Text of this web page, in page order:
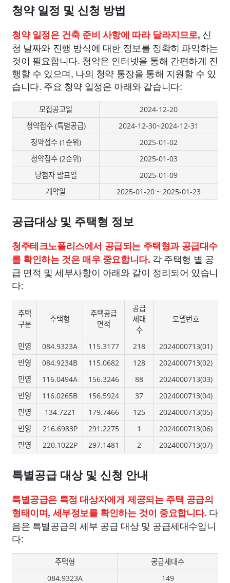
청약 일정 및 신청 방법
청약 일정은 건축 준비 사항에 따라 달라지므로, 신
청 날짜와 진행 방식에 대한 정보를 정확히 파악하는
것이 필요합니다. 청약은 인터넷을 통해 간편하게 진
행할 수 있으며, 나의 청약 통장을 통해 지원할 수 있
습니다. 주요 청약 일정은 아래와 같습니다:
모집공고일
2024-12-20
청약접수 (특별공급)
2024-12-30~2024-12-31
청약접수 (1순위)
2025-01-02
청약접수 (2순위)
2025-01-03
당첨자 발표일
2025-01-09
계약일
2025-01-20 ~ 2025-01-23
공급대상 및 주택형 정보
청주테크노폴리스에서 공급되는 주택형과 공급대수
를 확인하는 것은 매우 중요합니다. 각 주택형 별 공
급 면적 및 세부사항이 아래와 같이 정리되어 있습니
다:
주택
구분
주택형
주택공급
면적
공급
세대
수
모델번호
민영 084.9323A 115.3177 218
2024000713(01)
민영
084.9234B 115.0682 128
2024000713(02)
민영
116.0494A 156.3246 88
2024000713(03)
민영
116.0265B 156.5924 37
2024000713(04)
민영
134.7221 179.7466 125
2024000713(05)
민영
216.6983P 291.2275 1
2024000713(06)
민영
220.1022P 297.1481 2 2024000713(07)
특별공급 대상 및 신청 안내
특별공급은 특정 대상자에게 제공되는 주택 공급의
형태이며, 세부정보를 확인하는 것이 중요합니다. 다
음은 특별공급의 세부 공급 대상 및 공급세대수입니
다:
주택형
공급세대수
084.9323A
149